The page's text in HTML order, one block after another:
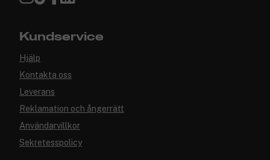
Kundservice
Hjälp
Kontakta oss
Leverans
Reklamation och ångerrätt
Användarvillkor
Sekretesspolicy